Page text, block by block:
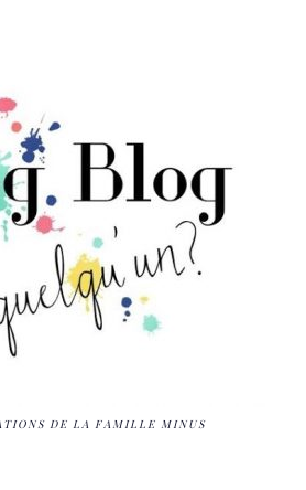
DE LA FAMILLE MINUS